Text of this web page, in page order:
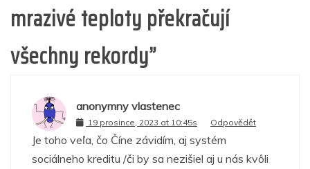
mrazivé teploty překračují
všechny rekordy”
anonymny vlastenec
19 prosince, 2023 at 10:45s Odpovědět
Je toho veľa, čo Číne závidím, aj systém
sociálneho kreditu /či by sa nezišiel aj u nás kvôli